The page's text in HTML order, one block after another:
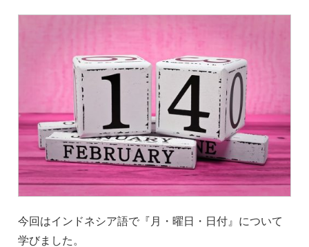
今回はインドネシア語で『月・曜日・日付』について
学びました。